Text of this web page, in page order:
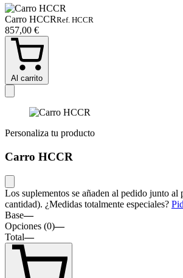
Carro HCCRRef. HCCR
857,00 €
Al carrito
Personaliza tu producto
Carro HCCR
Los suplementos se añaden al pedido junto al
cantidad). ¿Medidas totalmente especiales?
Base—
Opciones (0)—
Total—